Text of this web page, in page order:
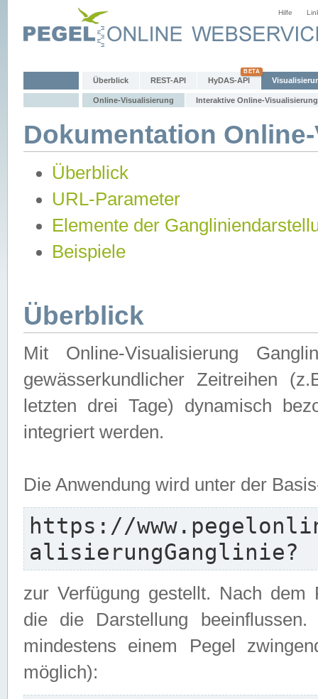
Hilfe
Überblick REST-API HyDAS-API
Online-Visualisierung Interaktive Online-Visualisierung
Dokumentation
Überblick
URL-Parameter
Elemente der
Beispiele
Überblick
Mit Online-Visualisierung
gewässerkundlicher Zeitreihen
letzten drei Tage) dynamisch
integriert werden.
Die Anwendung wird unter der
https://
alisierungGanglinie?
zur Verfügung gestellt. Nach dem
die die Darstellung
mindestens einem Pegel
möglich):